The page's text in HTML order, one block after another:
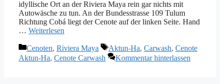
idyllische Ort an der Riviera Maya rein gar nichts mit
Autowäsche zu tun. An der Bundesstrasse 109 Tulum
Richtung Cobá liegt der Cenote auf der linken Seite. Hand
… Weiterlesen
Kategorien
Cenoten, Riviera Maya Schlagwörter
Aktun-Ha, Carwash, Cenote
Aktun-Ha, Cenote Carwash Kommentar hinterlassen